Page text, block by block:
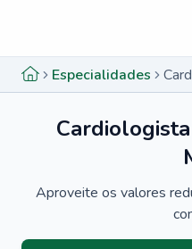
Especialidades
Aproveite os valores